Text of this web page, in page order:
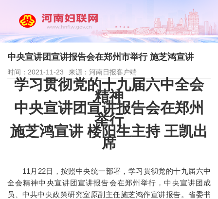
中央宣讲团宣讲报告会在郑州市举行 施芝鸿宣讲
时间：2021-11-23 来源：河南日报客户端
学习贯彻党的十九届六中全会
精神
中央宣讲团宣讲报告会在郑州
举行
施芝鸿宣讲 楼阳生主持 王凯出
席
11月22日，按照中央统一部署，学习贯彻党的十九届六中
全会精神中央宣讲团宣讲报告会在郑州举行，中央宣讲团成
员、中共中央政策研究室原副主任施芝鸿作宣讲报告。省委书